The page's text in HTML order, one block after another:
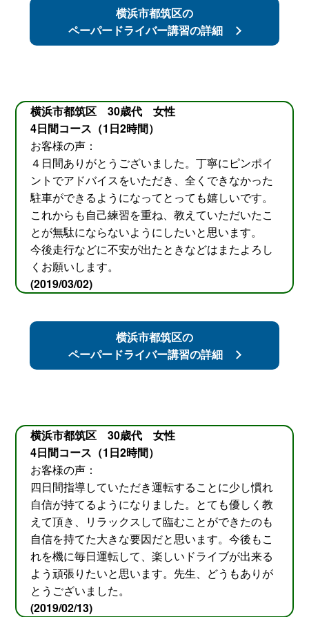
横浜市都筑区の
ペーパードライバー講習の詳細
横浜市都筑区 30歳代 女性
4日間コース（1日2時間）
お客様の声：
４日間ありがとうございました。丁寧にピンポイ
ントでアドバイスをいただき、全くできなかった
駐車ができるようになってとっても嬉しいです。
これからも自己練習を重ね、教えていただいたこ
とが無駄にならないようにしたいと思います。
今後走行などに不安が出たときなどはまたよろし
くお願いします。
(2019/03/02)
横浜市都筑区の
ペーパードライバー講習の詳細
横浜市都筑区 30歳代 女性
4日間コース（1日2時間）
お客様の声：
四日間指導していただき運転することに少し慣れ
自信が持てるようになりました。とても優しく教
えて頂き、リラックスして臨むことができたのも
自信を持てた大きな要因だと思います。今後もこ
れを機に毎日運転して、楽しいドライブが出来る
よう頑張りたいと思います。先生、どうもありが
とうございました。
(2019/02/13)